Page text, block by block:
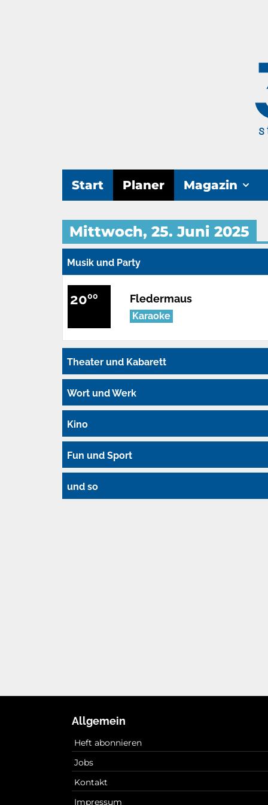
Start Planer Magazin
Mittwoch, 25. Juni 2025
Musik und Party
2000 Fledermaus
Karaoke
Theater und Kabarett
Wort und Werk
Kino
Fun und Sport
und so
Allgemein
Heft abonnieren
Jobs
Kontakt
Impressum